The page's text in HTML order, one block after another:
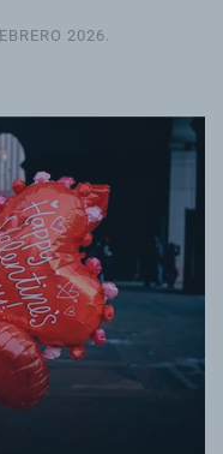
2026.